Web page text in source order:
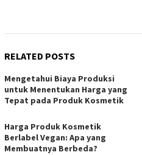
RELATED POSTS
Mengetahui Biaya Produksi
untuk Menentukan Harga yang
Tepat pada Produk Kosmetik
Harga Produk Kosmetik
Berlabel Vegan: Apa yang
Membuatnya Berbeda?